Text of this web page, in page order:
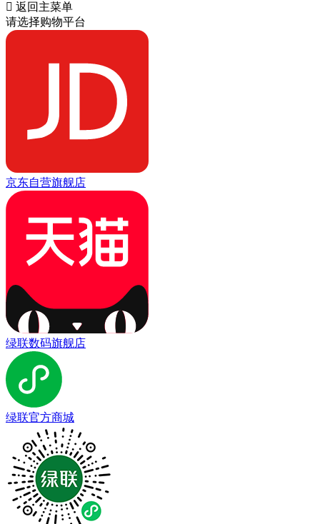
 返回主菜单
请选择购物平台
京东自营旗舰店
绿联数码旗舰店
绿联官方商城